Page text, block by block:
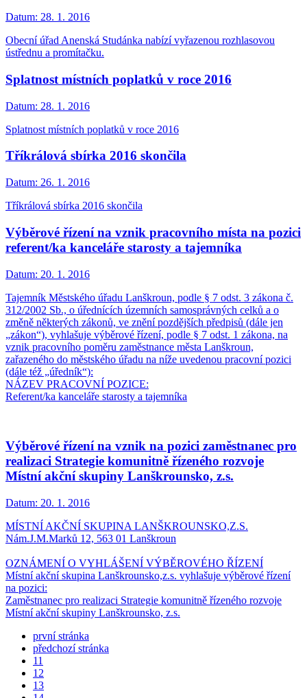
Datum: 28. 1. 2016
Obecní úřad Anenská Studánka nabízí vyřazenou rozhlasovou
ústřednu a promítačku.
Splatnost místních poplatků v roce 2016
Datum: 28. 1. 2016
Splatnost místních poplatků v roce 2016
Tříkrálová sbírka 2016 skončila
Datum: 26. 1. 2016
Tříkrálová sbírka 2016 skončila
Výběrové řízení na vznik pracovního místa na pozici
referent/ka kanceláře starosty a tajemníka
Datum: 20. 1. 2016
Tajemník Městského úřadu Lanškroun, podle § 7 odst. 3 zákona č.
312/2002 Sb., o úřednících územních samosprávných celků a o
změně některých zákonů, ve znění pozdějších předpisů (dále jen
„zákon“), vyhlašuje výběrové řízení, podle § 7 odst. 1 zákona, na
vznik pracovního poměru zaměstnance města Lanškroun,
zařazeného do městského úřadu na níže uvedenou pracovní pozici
(dále též „úředník“):
NÁZEV PRACOVNÍ POZICE:
Referent/ka kanceláře starosty a tajemníka
Výběrové řízení na vznik na pozici zaměstnanec pro
realizaci Strategie komunitně řízeného rozvoje
Místní akční skupiny Lanškrounsko, z.s.
Datum: 20. 1. 2016
MÍSTNÍ AKČNÍ SKUPINA LANŠKROUNSKO,Z.S.
Nám.J.M.Marků 12, 563 01 Lanškroun
OZNÁMENÍ O VYHLÁŠENÍ VÝBĚROVÉHO ŘÍZENÍ
Místní akční skupina Lanškrounsko,z.s. vyhlašuje výběrové řízení
na pozici:
Zaměstnanec pro realizaci Strategie komunitně řízeného rozvoje
Místní akční skupiny Lanškrounsko, z.s.
první stránka
předchozí stránka
11
12
13